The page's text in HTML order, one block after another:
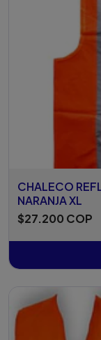
CHALECO
NARANJA XL
$27.200 COP